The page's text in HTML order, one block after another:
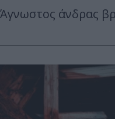
Άγνωστος άνδρας